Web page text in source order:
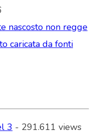
nascosto non regge
caricata da fonti
3 - 291.611 views